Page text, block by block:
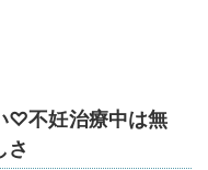
♡不妊治療中は無
さ